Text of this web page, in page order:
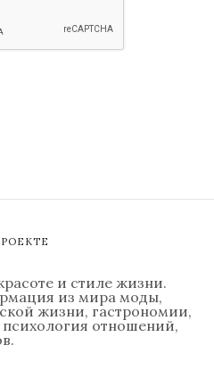
и стиле жизни.
из мира моды,
жизни, гастрономии,
отношений,